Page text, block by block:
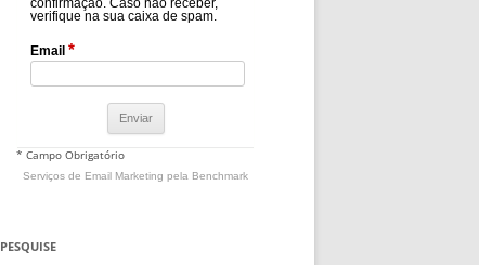
confirmação. Caso não receber,
verifique na sua caixa de spam.
Email *
* Campo Obrigatório
Serviços de Email Marketing pela Benchmark
PESQUISE